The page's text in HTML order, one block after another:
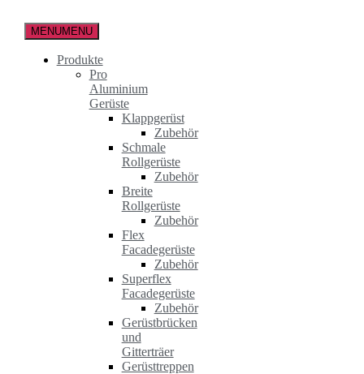
Inhalt
springen
MENUMENU
Produkte
Pro
Aluminium
Gerüste
Klappgerüst
Zubehör
Schmale
Rollgerüste
Zubehör
Breite
Rollgerüste
Zubehör
Flex
Facadegerüste
Zubehör
Superflex
Facadegerüste
Zubehör
Gerüstbrücken
und
Gitterträer
Gerüsttreppen